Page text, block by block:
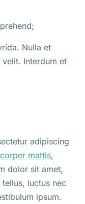
Nulla et
Interdum et
adipiscing
mattis,
dolor sit amet,
luctus nec
ipsum.